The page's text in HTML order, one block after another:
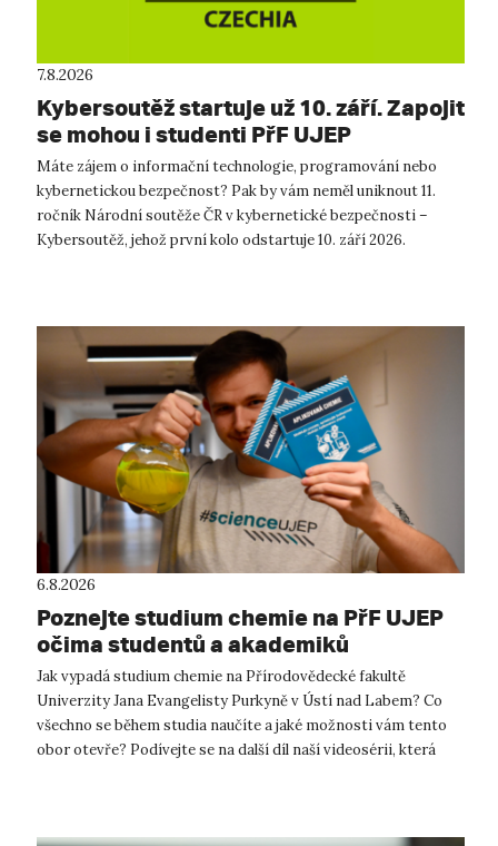
7.8.2026
Kybersoutěž startuje už 10. září. Zapojit
se mohou i studenti PřF UJEP
Máte zájem o informační technologie, programování nebo
kybernetickou bezpečnost? Pak by vám neměl uniknout 11.
ročník Národní soutěže ČR v kybernetické bezpečnosti –
Kybersoutěž, jehož první kolo odstartuje 10. září 2026.
6.8.2026
Poznejte studium chemie na PřF UJEP
očima studentů a akademiků
Jak vypadá studium chemie na Přírodovědecké fakultě
Univerzity Jana Evangelisty Purkyně v Ústí nad Labem? Co
všechno se během studia naučíte a jaké možnosti vám tento
obor otevře? Podívejte se na další díl naší videosérii, která